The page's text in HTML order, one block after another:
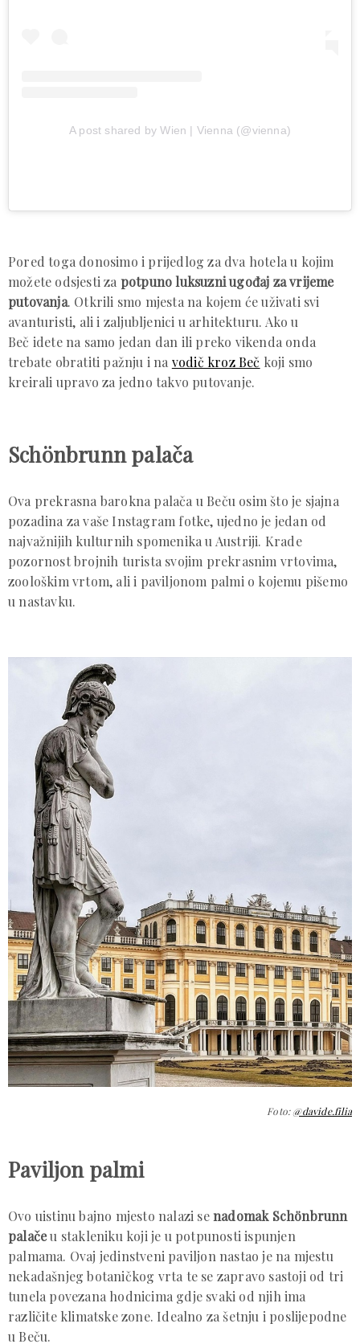
A post shared by Wien | Vienna (@vienna)
Pored toga donosimo i prijedlog za dva hotela u kojim
možete odsjesti za potpuno luksuzni ugođaj za vrijeme
putovanja. Otkrili smo mjesta na kojem će uživati svi
avanturisti, ali i zaljubljenici u arhitekturu. Ako u
Beč idete na samo jedan dan ili preko vikenda onda
trebate obratiti pažnju i na vodič kroz Beč koji smo
kreirali upravo za jedno takvo putovanje.
Schönbrunn palača
Ova prekrasna barokna palača u Beču osim što je sjajna
pozadina za vaše Instagram fotke, ujedno je jedan od
najvažnijih kulturnih spomenika u Austriji. Krade
pozornost brojnih turista svojim prekrasnim vrtovima,
zoološkim vrtom, ali i paviljonom palmi o kojemu pišemo
u nastavku.
Foto:@davide.filia
Paviljon palmi
Ovo uistinu bajno mjesto nalazi senadomak Schönbrunn
palačeu stakleniku koji je u potpunosti ispunjen
palmama. Ovaj jedinstveni paviljon nastao je na mjestu
nekadašnjeg botaničkog vrta te se zapravo sastoji od tri
tunela povezana hodnicima gdje svaki od njih ima
različite klimatske zone. Idealno za šetnju i poslijepodne
u Beču.